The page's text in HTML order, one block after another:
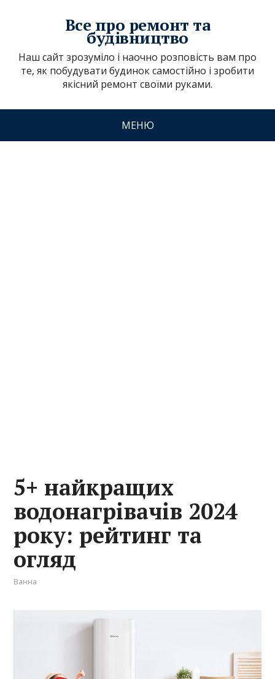
Все про ремонт та
будівництво
Наш сайт зрозуміло і наочно розповість вам про
те, як побудувати будинок самостійно і зробити
якісний ремонт своїми руками.
МЕНЮ
5+ найкращих
водонагрівачів 2024
року: рейтинг та
огляд
Ванна